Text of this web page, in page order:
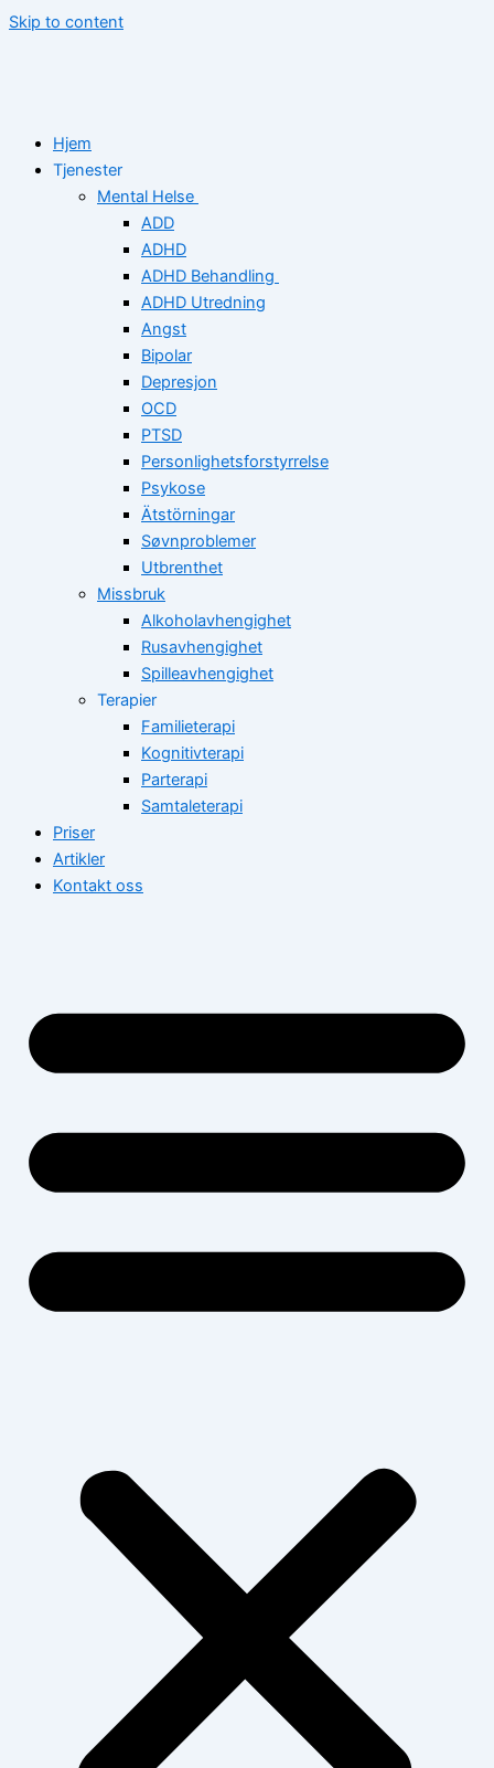
Skip to content
Hjem
Tjenester
Mental Helse
ADD
ADHD
ADHD Behandling
ADHD Utredning
Angst
Bipolar
Depresjon
OCD
PTSD
Personlighetsforstyrrelse
Psykose
Ätstörningar
Søvnproblemer
Utbrenthet
Missbruk
Alkoholavhengighet
Rusavhengighet
Spilleavhengighet
Terapier
Familieterapi
Kognitivterapi
Parterapi
Samtaleterapi
Priser
Artikler
Kontakt oss